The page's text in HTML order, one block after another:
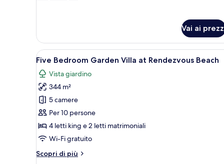
Suite
Double
Vai ai
Apri
tutte
le
foto
per
Five
Bedroom
Garden
at
Una camera d'albergo
13
Five Bedroom Garden Villa at Rendezvous Beach
Vista giardino
344 m²
5 camere
Per 10 persone
4 letti king e 2 letti matrimoniali
Wi-Fi gratuito
Scopri di più
Altri